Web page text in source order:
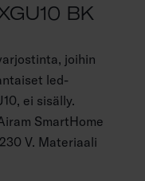
BK
joihin
led-
ei sisälly.
SmartHome
V. Materiaali